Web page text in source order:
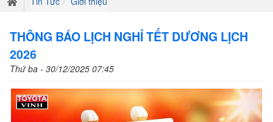
THÔNG BÁO LỊCH NGHỈ TẾT DƯƠNG LỊCH
2026
Thứ ba - 30/12/2025 07:45